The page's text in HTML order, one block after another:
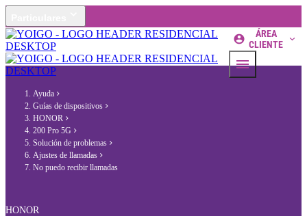
ÁREA
CLIENTE
Ayuda
Guías de dispositivos
HONOR
200 Pro 5G
Solución de problemas
Ajustes de llamadas
No puedo recibir llamadas
HONOR